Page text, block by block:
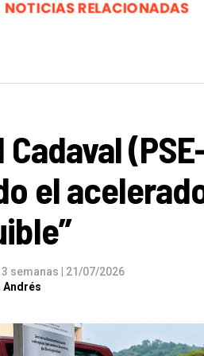
NOTICIAS RELACIONADAS
Cadaval
el
3 semanas | 21/07/2026
Andrés